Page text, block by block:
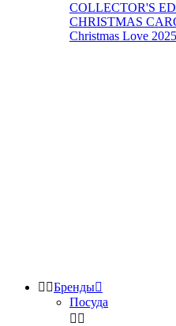
COLLECTOR'S
CHRISTMAS
Christmas Love 2025
 Бренды
Посуда
 